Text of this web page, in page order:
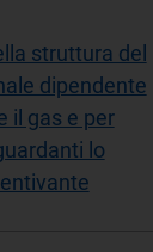
struttura del
dipendente
il gas e per
lo